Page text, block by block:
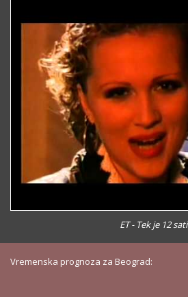
ET - Tek je 12 sati
Vremenska prognoza za Beograd: